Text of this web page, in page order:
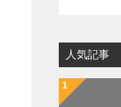
人気記事